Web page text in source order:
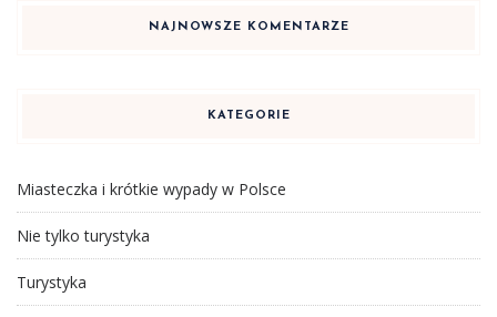
NAJNOWSZE KOMENTARZE
KATEGORIE
Miasteczka i krótkie wypady w Polsce
Nie tylko turystyka
Turystyka